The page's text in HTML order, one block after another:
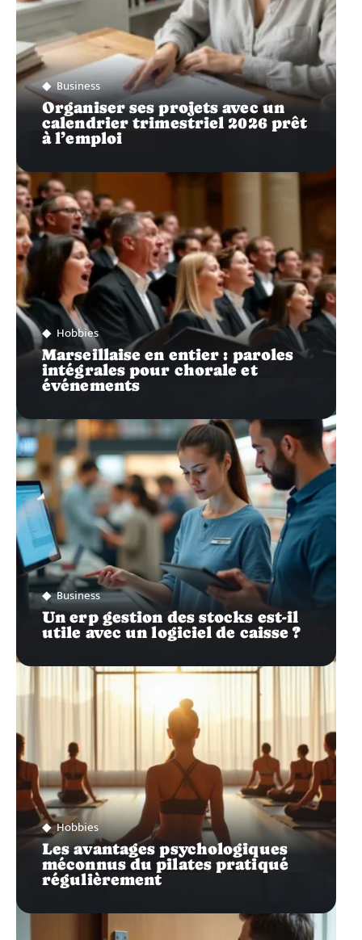
Business
Organiser ses projets avec un
calendrier trimestriel 2026 prêt
à l’emploi
Hobbies
Marseillaise en entier : paroles
intégrales pour chorale et
événements
Business
Un erp gestion des stocks est-il
utile avec un logiciel de caisse ?
Hobbies
Les avantages psychologiques
méconnus du pilates pratiqué
régulièrement